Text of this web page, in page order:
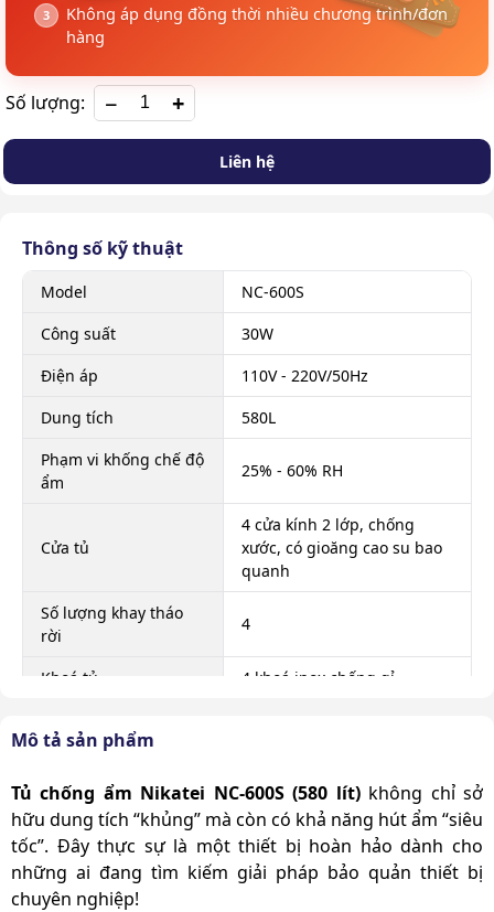
Không áp dụng đồng thời nhiều chương trình/đơn
hàng
Số lượng: +
Liên hệ
Mô tả sản phẩm
Tủ chống ẩm Nikatei NC-600S (580 lít)không chỉ sở
hữu dung tích “khủng” mà còn có khả năng hút ẩm “siêu
tốc”. Đây thực sự là một thiết bị hoàn hảo dành cho
những ai đang tìm kiếm giải pháp bảo quản thiết bị
chuyên nghiệp!
Thông số kỹ thuật
Model
NC-600S
Công suất
30W
Điện áp
110V - 220V/50Hz
Dung tích
580L
Phạm vi khống chế độ
ẩm
25% - 60% RH
Cửa tủ
4 cửa kính 2 lớp, chống
xước, có gioăng cao su bao
quanh
Số lượng khay tháo
rời
4
Khoá tủ
4 khoá inox chống gỉ
hiển thị độ ẩm
Chất liệu
Tôn dày 1.5mm, dập khuôn
& hàn đính
Di chuyển